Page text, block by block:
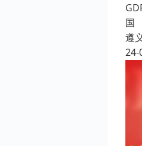
国
遵
24-